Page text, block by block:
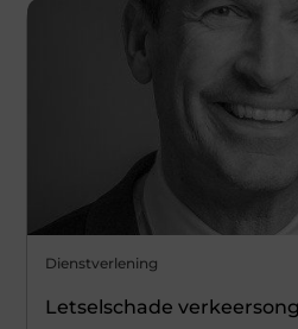
Dienstverlening
Letselschade